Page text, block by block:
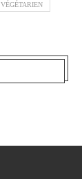
VÉGÉTARIEN